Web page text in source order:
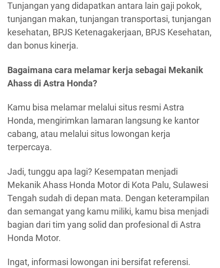
Tunjangan yang didapatkan antara lain gaji pokok,
tunjangan makan, tunjangan transportasi, tunjangan
kesehatan, BPJS Ketenagakerjaan, BPJS Kesehatan,
dan bonus kinerja.
Bagaimana cara melamar kerja sebagai Mekanik
Ahass di Astra Honda?
Kamu bisa melamar melalui situs resmi Astra
Honda, mengirimkan lamaran langsung ke kantor
cabang, atau melalui situs lowongan kerja
terpercaya.
Jadi, tunggu apa lagi? Kesempatan menjadi
Mekanik Ahass Honda Motor di Kota Palu, Sulawesi
Tengah sudah di depan mata. Dengan keterampilan
dan semangat yang kamu miliki, kamu bisa menjadi
bagian dari tim yang solid dan profesional di Astra
Honda Motor.
Ingat, informasi lowongan ini bersifat referensi.